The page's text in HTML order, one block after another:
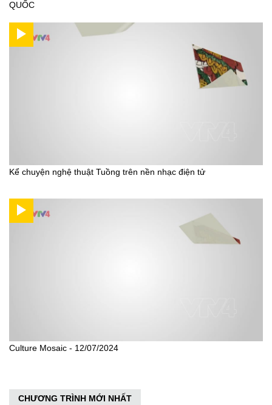
QUỐC
Kể chuyện nghệ thuật Tuồng trên nền nhạc điện tử
Culture Mosaic - 12/07/2024
CHƯƠNG TRÌNH MỚI NHẤT